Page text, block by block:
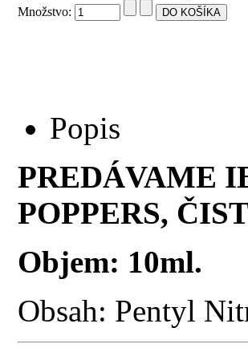
Množstvo:
Popis
PREDÁVAME
POPPERS,
Objem: 10ml.
Obsah: Pentyl